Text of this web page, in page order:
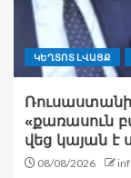
ԿԵՂՏՈՏ ԼՎԱՑՔ
Ռուսաստանի
«քառասուն
վեց կայան է
08/08/2026